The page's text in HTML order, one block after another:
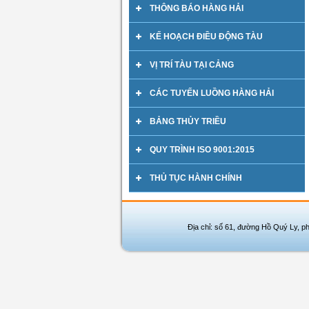
THÔNG BÁO HÀNG HẢI
KẾ HOẠCH ĐIỀU ĐỘNG TÀU
VỊ TRÍ TÀU TẠI CẢNG
CÁC TUYẾN LUỒNG HÀNG HẢI
BẢNG THỦY TRIỀU
QUY TRÌNH ISO 9001:2015
THỦ TỤC HÀNH CHÍNH
Địa chỉ: số 61, đường Hồ Quý Ly,